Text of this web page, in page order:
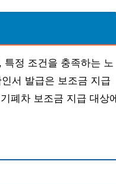
특정 조건을 충족하는 노
서 발급은 보조금 지급
폐차 보조금 지급 대상에